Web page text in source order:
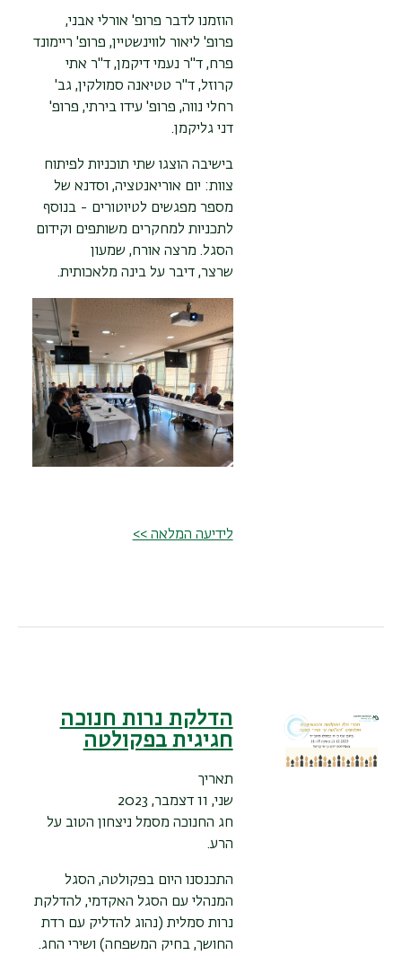
הוזמנו לדבר פרופ' אורלי אבני,
פרופ' ליאור לווינשטיין, פרופ' ריימונד
פרח, ד"ר נעמי דיקמן, ד"ר אתי
קרוזל, ד"ר טטיאנה סמולקין, גב'
רחלי נווה, פרופ' עידו בירתי, פרופ'
דני גליקמן.
בישיבה הוצגו שתי תוכניות לפיתוח
צוות: יום אוריאנטציה, וסדנא של
מספר מפגשים לטיוטורים - בנוסף
לתכניות למחקרים משותפים וקידום
הסגל. מרצה אורח, שמעון
שרצר,דיבר על בינה מלאכותית.
לידיעה המלאה >>
הדלקת נרות חנוכה
חגיגית בפקולטה
תאריך
שני, 11 דצמבר, 2023
חג החנוכה מסמל ניצחון הטוב על
הרע.
התכנסנו היום בפקולטה, הסגל
המנהלי עם הסגל האקדמי, להדלקת
נרות סמלית (נהוג להדליק עם רדת
החושך, בחיק המשפחה) ושירי החג.